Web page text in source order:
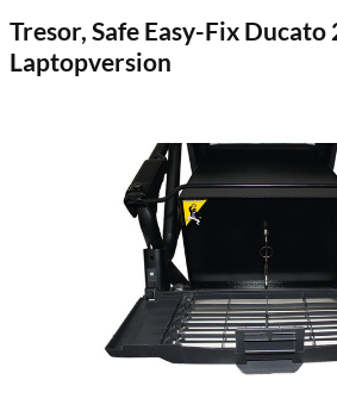
Tresor, Safe Easy-Fix Ducato
Laptopversion